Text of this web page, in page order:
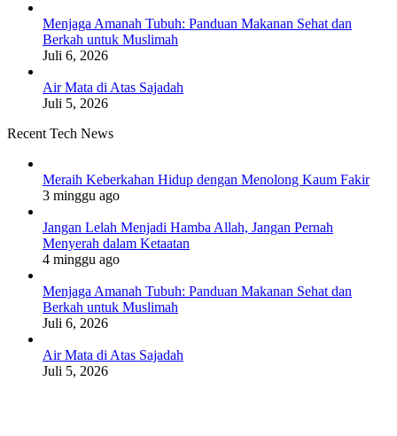
Menjaga Amanah Tubuh: Panduan Makanan Sehat dan
Berkah untuk Muslimah
Juli 6, 2026
Air Mata di Atas Sajadah
Juli 5, 2026
Recent Tech News
Meraih Keberkahan Hidup dengan Menolong Kaum Fakir
3 minggu ago
Jangan Lelah Menjadi Hamba Allah, Jangan Pernah
Menyerah dalam Ketaatan
4 minggu ago
Menjaga Amanah Tubuh: Panduan Makanan Sehat dan
Berkah untuk Muslimah
Juli 6, 2026
Air Mata di Atas Sajadah
Juli 5, 2026